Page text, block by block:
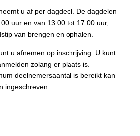
u af per dagdeel. De dagdelen
uur en van 13:00 tot 17:00 uur,
van brengen en ophalen.
u afnemen op inschrijving. U kunt
zolang er plaats is.
deelnemersaantal is bereikt kan
ingeschreven.